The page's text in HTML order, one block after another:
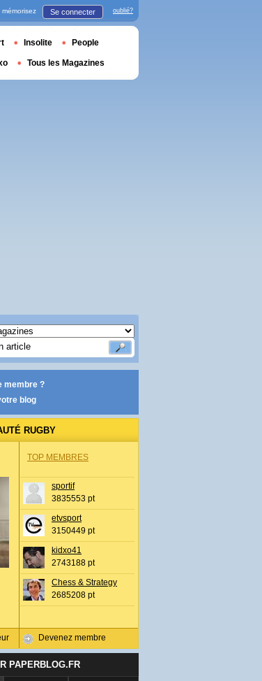
membre ?
blog
RUGBY
TOP MEMBRES
sportif
3835553 pt
etvsport
3150449 pt
kidxo41
2743188 pt
Chess & Strategy
2685208 pt
Devenez membre
PAPERBLOG.FR
mémorisez Se connecter oublié?
Insolite People
Tous les Magazines